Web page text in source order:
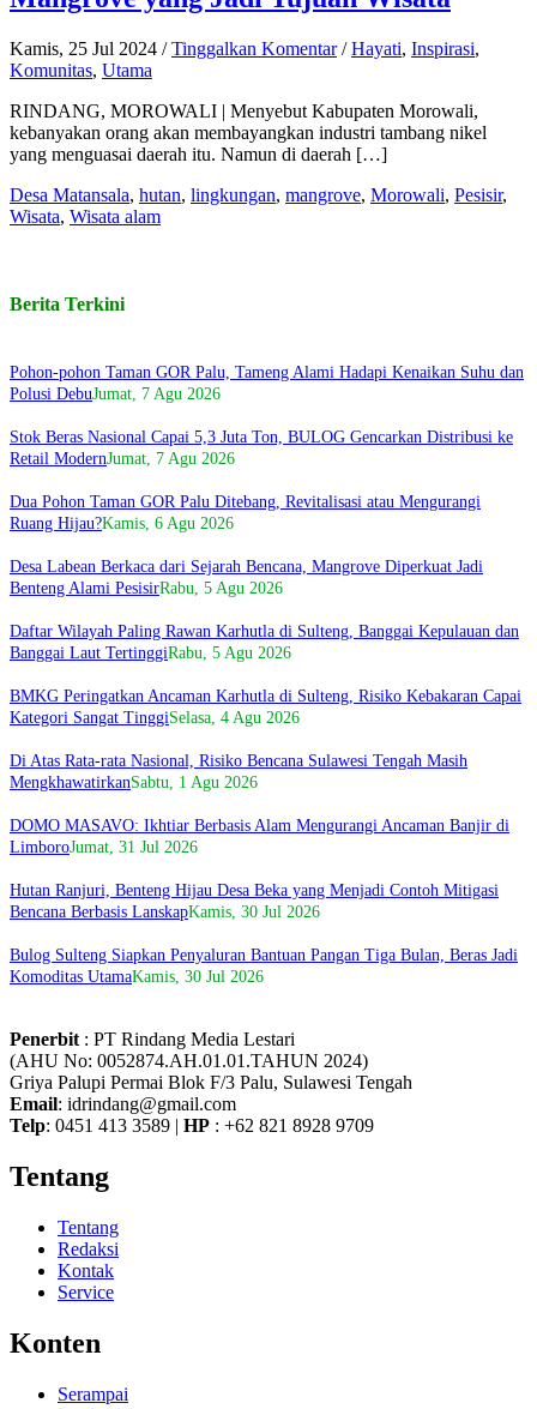
Kamis, 25 Jul 2024 /Tinggalkan Komentar /Hayati, Inspirasi,
Komunitas, Utama
RINDANG, MOROWALI | Menyebut Kabupaten Morowali,
kebanyakan orang akan membayangkan industri tambang nikel
yang menguasai daerah itu. Namun di daerah […]
Desa Matansala, hutan, lingkungan, mangrove, Morowali, Pesisir,
Wisata, Wisata alam
Berita Terkini
Pohon-pohon Taman GOR Palu, Tameng Alami Hadapi Kenaikan Suhu dan
Polusi DebuJumat, 7 Agu 2026
Stok Beras Nasional Capai 5,3 Juta Ton, BULOG Gencarkan Distribusi ke
Retail ModernJumat, 7 Agu 2026
Dua Pohon Taman GOR Palu Ditebang, Revitalisasi atau Mengurangi
Ruang Hijau?Kamis, 6 Agu 2026
Desa Labean Berkaca dari Sejarah Bencana, Mangrove Diperkuat Jadi
Benteng Alami PesisirRabu, 5 Agu 2026
Daftar Wilayah Paling Rawan Karhutla di Sulteng, Banggai Kepulauan dan
Banggai Laut TertinggiRabu, 5 Agu 2026
BMKG Peringatkan Ancaman Karhutla di Sulteng, Risiko Kebakaran Capai
Kategori Sangat TinggiSelasa, 4 Agu 2026
Di Atas Rata-rata Nasional, Risiko Bencana Sulawesi Tengah Masih
MengkhawatirkanSabtu, 1 Agu 2026
DOMO MASAVO: Ikhtiar Berbasis Alam Mengurangi Ancaman Banjir di
LimboroJumat, 31 Jul 2026
Hutan Ranjuri, Benteng Hijau Desa Beka yang Menjadi Contoh Mitigasi
Bencana Berbasis LanskapKamis, 30 Jul 2026
Bulog Sulteng Siapkan Penyaluran Bantuan Pangan Tiga Bulan, Beras Jadi
Komoditas UtamaKamis, 30 Jul 2026
Penerbit : PT Rindang Media Lestari
(AHU No: 0052874.AH.01.01.TAHUN 2024)
Griya Palupi Permai Blok F/3 Palu, Sulawesi Tengah
Email: idrindang@gmail.com
Telp: 0451 413 3589 | HP : +62 821 8928 9709
Tentang
Tentang
Redaksi
Kontak
Service
Konten
Serampai